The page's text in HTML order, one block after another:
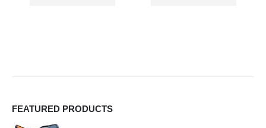
FEATURED PRODUCTS